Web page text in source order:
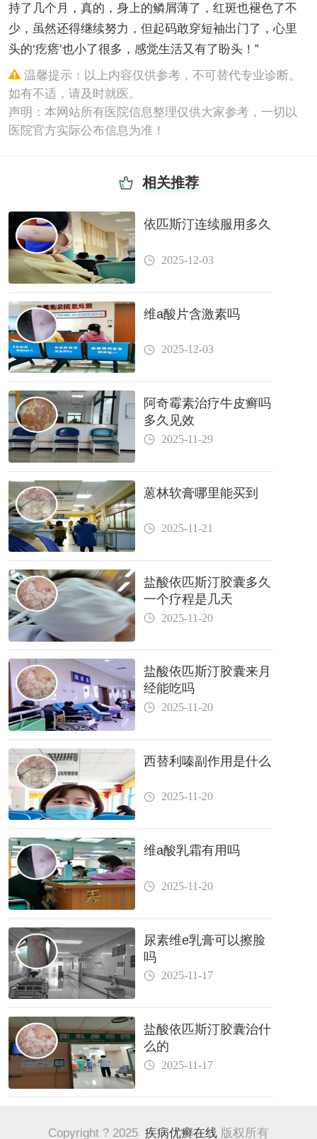
持了几个月，真的，身上的鳞屑薄了，红斑也褪色了不
少，虽然还得继续努力，但起码敢穿短袖出门了，心里
头的‘疙瘩’也小了很多，感觉生活又有了盼头！”
温馨提示：以上内容仅供参考，不可替代专业诊断。
如有不适，请及时就医。
声明：本网站所有医院信息整理仅供大家参考，一切以
医院官方实际公布信息为准！
相关推荐
依匹斯汀连续服用多久
2025-12-03
维a酸片含激素吗
2025-12-03
阿奇霉素治疗牛皮癣吗
多久见效
2025-11-29
蒽林软膏哪里能买到
2025-11-21
盐酸依匹斯汀胶囊多久
一个疗程是几天
2025-11-20
盐酸依匹斯汀胶囊来月
经能吃吗
2025-11-20
西替利嗪副作用是什么
2025-11-20
维a酸乳霜有用吗
2025-11-20
尿素维e乳膏可以擦脸
吗
2025-11-17
盐酸依匹斯汀胶囊治什
么的
2025-11-17
Copyright ? 2025 疾病优癣在线 版权所有